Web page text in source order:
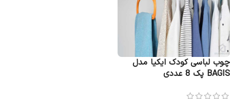
چوب لباسی کودک ایکیا مدل
BAGIS پک 8 عددی